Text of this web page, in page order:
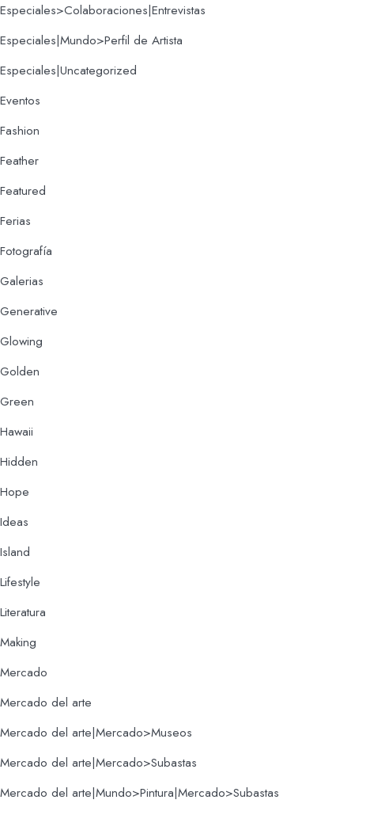
Especiales>Colaboraciones|Entrevistas
Especiales|Mundo>Perfil de Artista
Especiales|Uncategorized
Eventos
Fashion
Feather
Featured
Ferias
Fotografía
Galerias
Generative
Glowing
Golden
Green
Hawaii
Hidden
Hope
Ideas
Island
Lifestyle
Literatura
Making
Mercado
Mercado del arte
Mercado del arte|Mercado>Museos
Mercado del arte|Mercado>Subastas
Mercado del arte|Mundo>Pintura|Mercado>Subastas